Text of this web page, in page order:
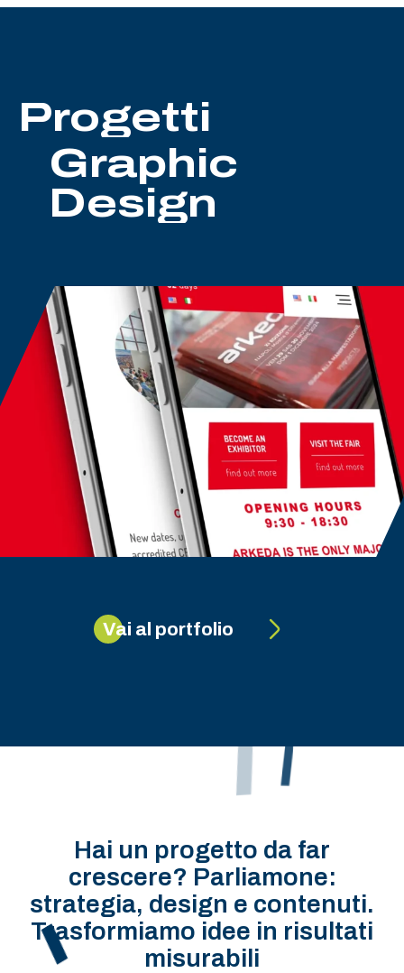
Progetti
Graphic
Design
Vai al portfolio
Hai un progetto da far
crescere? Parliamone:
strategia, design e contenuti.
Trasformiamo idee in risultati
misurabili